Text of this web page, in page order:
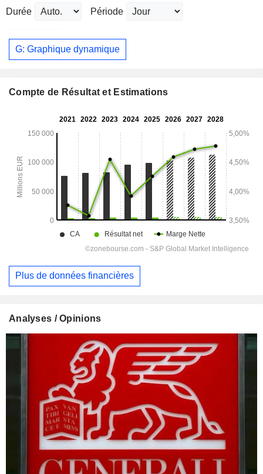
Durée Période
G: Graphique dynamique
Compte de Résultat et Estimations
Plus de données financières
Analyses / Opinions